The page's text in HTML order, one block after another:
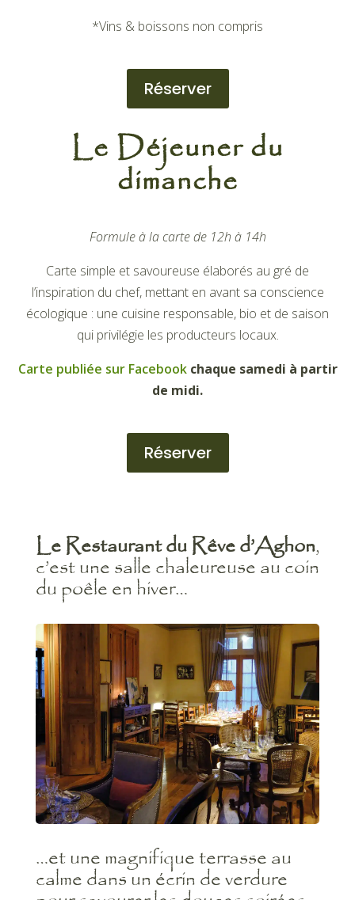
*Vins & boissons non compris
Réserver
Le Déjeuner du
dimanche
Formule à la carte de 12h à 14h
Carte simple et savoureuse élaborés au gré de
l’inspiration du chef, mettant en avant sa conscience
écologique : une cuisine responsable, bio et de saison
qui privilégie les producteurs locaux.
Carte publiée sur Facebookchaque samedi à partir
de midi.
Réserver
Le Restaurant du Rêve d’Aghon,
c’est une salle chaleureuse au coin
du poêle en hiver…
…et une magnifique terrasse au
calme dans un écrin de verdure